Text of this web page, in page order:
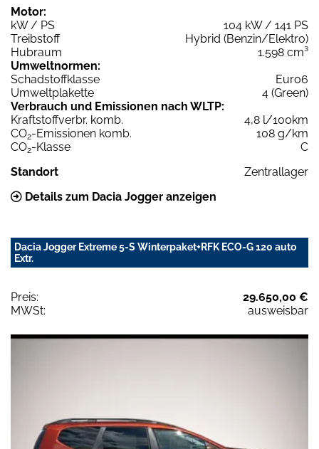
Motor:
kW / PS
104 kW / 141 PS
Treibstoff
Hybrid (Benzin/Elektro)
Hubraum
1.598 cm³
Umweltnormen:
Schadstoffklasse
Euro6
Umweltplakette
4 (Green)
Verbrauch und Emissionen nach WLTP:
Kraftstoffverbr. komb.
4,8 l/100km
CO2-Emissionen komb.
108 g/km
CO2-Klasse
C
Standort
Zentrallager
Details zum Dacia Jogger anzeigen
Dacia Jogger Extreme 5-S Winterpaket+RFK ECO-G 120 auto
Extr.
Preis:
29.650,00 €
MWSt:
ausweisbar